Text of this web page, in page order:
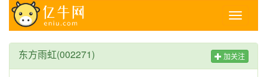
Toggle
东方雨虹(002271) 加关注